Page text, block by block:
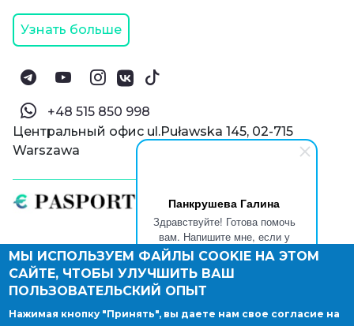
Панкрушева Галина
Здравствуйте! Готова помочь
вам. Напишите мне, если у
вас появятся вопросы.
© Паспорт Онлайн 2019—2026
Политика конфиденциальности
Оферта и конфиденциальность:РФ
Правовые документы
Узнать больше
‪+48 515 850 998‬
Центральный офис ul.Puławska 145, 02-715
Warszawa
МЫ ИСПОЛЬЗУЕМ ФАЙЛЫ COOKIE НА ЭТОМ
САЙТЕ, ЧТОБЫ УЛУЧШИТЬ ВАШ
ПОЛЬЗОВАТЕЛЬСКИЙ ОПЫТ
Нажимая кнопку "Принять", вы даете нам свое согласие на